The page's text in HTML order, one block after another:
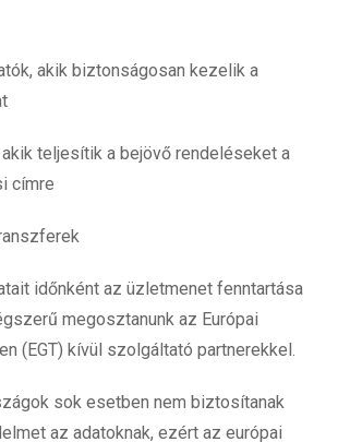
akik biztonságosan kezelik a
teljesítik a bejövő rendeléseket a
címre
időnként az üzletmenet fenntartása
megosztanunk az Európai
(EGT) kívül szolgáltató partnerekkel.
sok esetben nem biztosítanak
az adatoknak, ezért az európai